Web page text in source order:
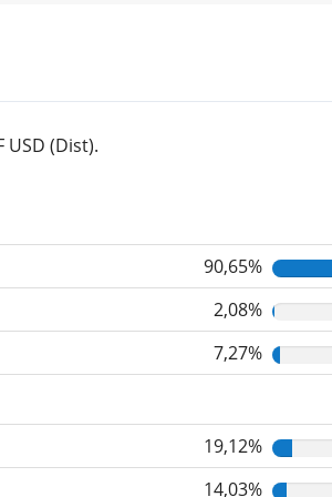
(Dist).
90,65%
2,08%
7,27%
19,12%
14,03%